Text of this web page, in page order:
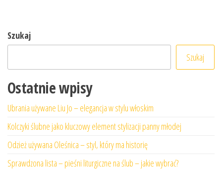
Szukaj
Szukaj
Ostatnie wpisy
Ubrania używane Liu Jo – elegancja w stylu włoskim
Kolczyki ślubne jako kluczowy element stylizacji panny młodej
Odzież używana Oleśnica – styl, który ma historię
Sprawdzona lista – pieśni liturgiczne na ślub – jakie wybrać?